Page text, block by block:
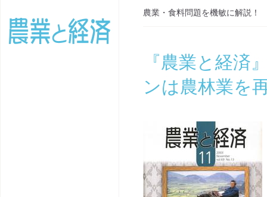
農業・食料問題を機敏に解説
『農業と経
ンは農林業を